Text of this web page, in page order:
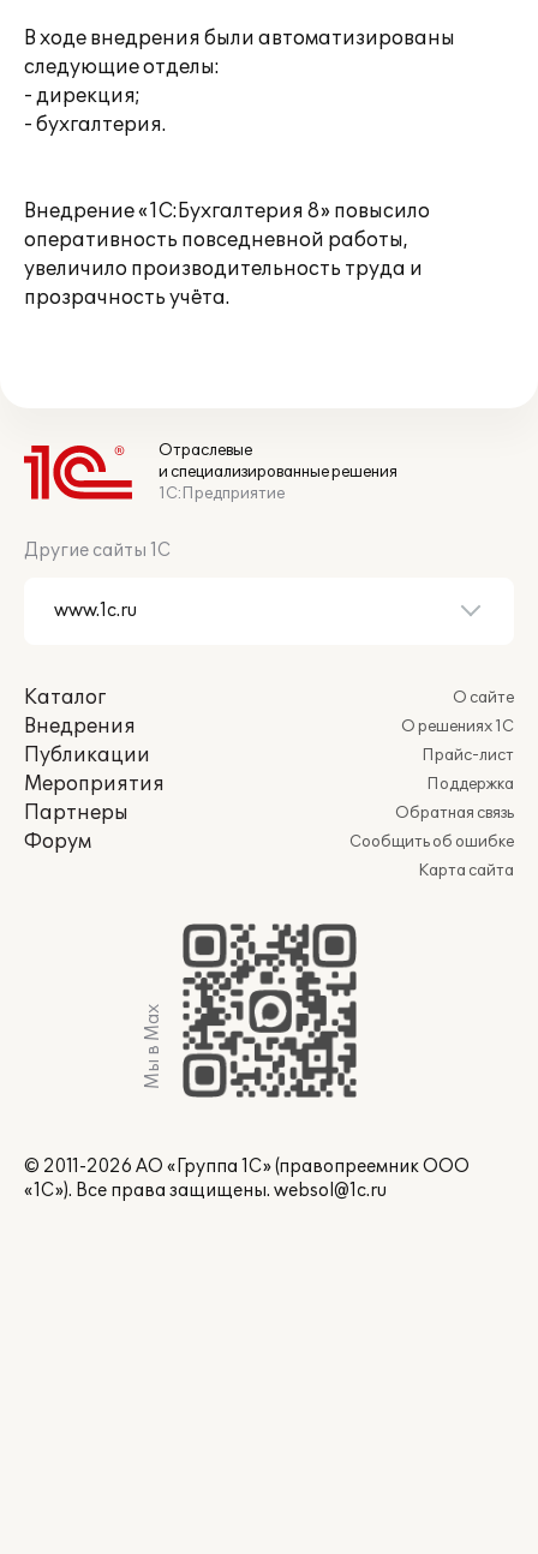
В ходе внедрения были автоматизированы
следующие отделы:
- дирекция;
- бухгалтерия.
Внедрение «1С:Бухгалтерия 8» повысило
оперативность повседневной работы,
увеличило производительность труда и
прозрачность учёта.
Отраслевые
и специализированные решения
1С:Предприятие
Другие сайты 1С
Каталог
Внедрения
Публикации
Мероприятия
Партнеры
Форум
О сайте
О решениях 1С
Прайс-лист
Поддержка
Обратная связь
Сообщить об ошибке
Карта сайта
Мы в Max
© 2011-2026 АО «Группа 1С» (правопреемник ООО
«1С»). Все права защищены. websol@1c.ru